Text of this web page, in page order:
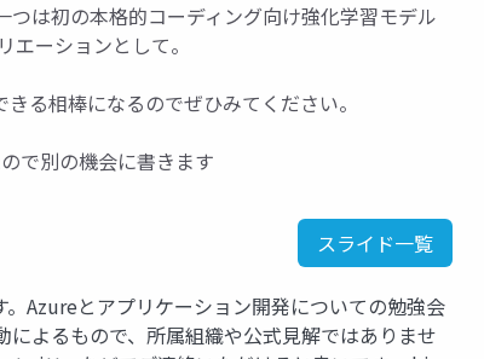
は初の本格的コーディング向け強化学習モデル
ーションとして。
る相棒になるのでぜひみてください。
で別の機会に書きます
スライド一覧
Azureとアプリケーション開発についての勉強会
よるもので、所属組織や公式見解ではありませ